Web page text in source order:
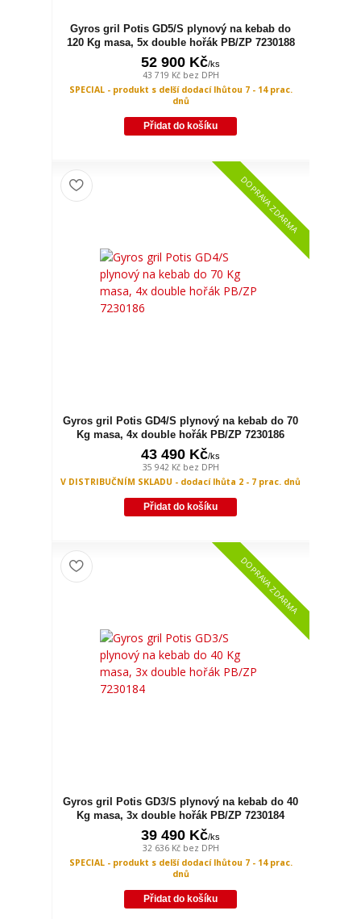
Gyros gril Potis GD5/S plynový na kebab do
120 Kg masa, 5x double hořák PB/ZP 7230188
52 900 Kč/ks
43 719 Kč bez DPH
SPECIAL - produkt s delší dodací lhůtou 7 - 14 prac.
dnů
Přidat do košíku
DOPRAVA ZDARMA
Gyros gril Potis GD4/S plynový na kebab do 70
Kg masa, 4x double hořák PB/ZP 7230186
43 490 Kč/ks
35 942 Kč bez DPH
V DISTRIBUČNÍM SKLADU - dodací lhůta 2 - 7 prac. dnů
Přidat do košíku
DOPRAVA ZDARMA
Gyros gril Potis GD3/S plynový na kebab do 40
Kg masa, 3x double hořák PB/ZP 7230184
39 490 Kč/ks
32 636 Kč bez DPH
SPECIAL - produkt s delší dodací lhůtou 7 - 14 prac.
dnů
Přidat do košíku